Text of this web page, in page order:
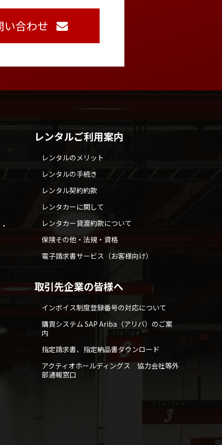
い合わせ
レンタルご利用案内
レンタルのメリット
レンタルの手続き
レンタル契約約款
レンタカーに関して
レンタカー貸渡約款について
保険その他・法規・資格
電子請求書サービス（お客様向け）
取引先企業の皆様へ
インボイス制度登録番号の対応について
購買システム SAP Ariba（アリバ）のご案
内
指定請求書、指定納品書ダウンロード
アクティオホールディングス 協力会社等外
部通報窓口